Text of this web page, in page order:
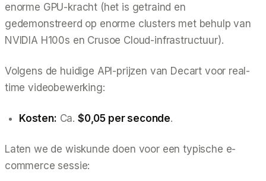
enorme GPU-kracht (het is getraind en
gedemonstreerd op enorme clusters met behulp van
NVIDIA H100s en Crusoe Cloud-infrastructuur).
Volgens de huidige API-prijzen van Decart voor real-
time videobewerking:
Kosten: Ca. $0,05 per seconde.
Laten we de wiskunde doen voor een typische e-
commerce sessie: